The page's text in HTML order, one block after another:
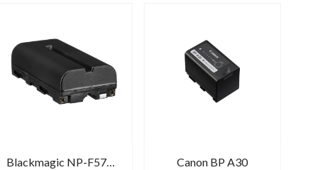
Blackmagic NP-F570 Battery Canon BP A30